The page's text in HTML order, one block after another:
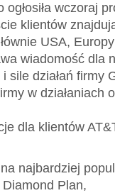
wczoraj
klientów
USA,
wiadomość dla
sile działań firmy
w działaniach
dla klientów
najbardziej
Plan,